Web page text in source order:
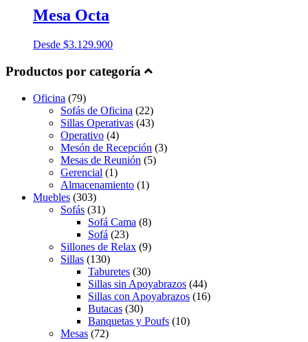
Mesa Octa
Desde $3.129.900
Productos por categoría
Oficina (79)
Sofás de Oficina (22)
Sillas Operativas (43)
Operativo (4)
Mesón de Recepción (3)
Mesas de Reunión (5)
Gerencial (1)
Almacenamiento (1)
Muebles (303)
Sofás (31)
Sofá Cama (8)
Sofá (23)
Sillones de Relax (9)
Sillas (130)
Taburetes (30)
Sillas sin Apoyabrazos (44)
Sillas con Apoyabrazos (16)
Butacas (30)
Banquetas y Poufs (10)
Mesas (72)